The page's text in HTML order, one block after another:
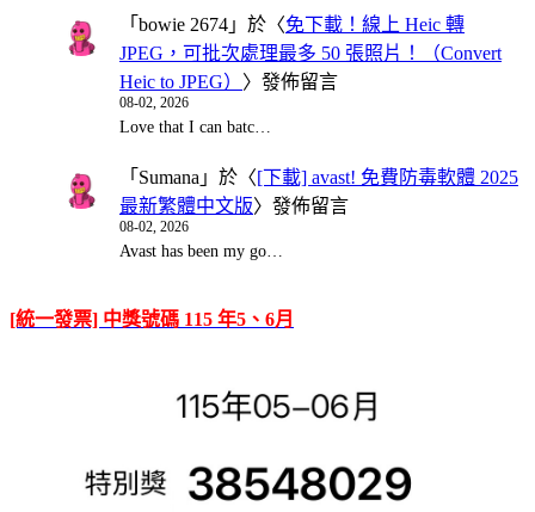
「 bowie 2674 」於〈免下載！線上 Heic 轉
JPEG，可批次處理最多 50 張照片！（Convert
Heic to JPEG） 〉發佈留言
08-02, 2026
Love that I can batc…
「 Sumana 」於〈[下載] avast! 免費防毒軟體 2025
最新繁體中文版〉發佈留言
08-02, 2026
Avast has been my go…
[統一發票] 中獎號碼 115 年5、6月